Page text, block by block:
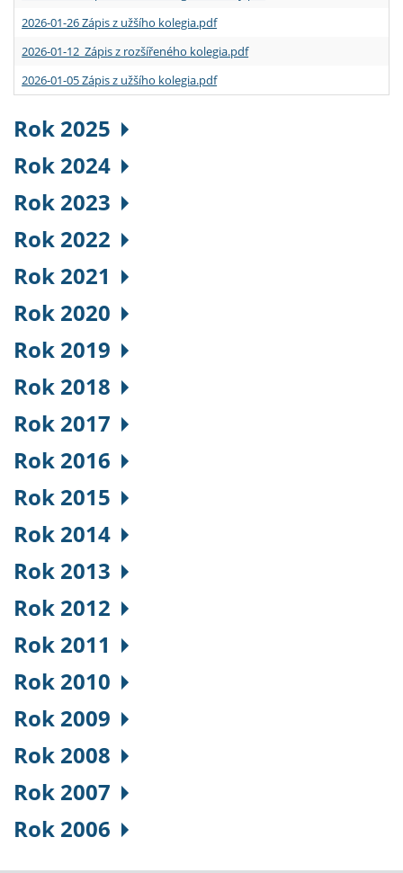
2026-01-26 Zápis z užšího kolegia.pdf
2026-01-12 Zápis z rozšířeného kolegia.pdf
2026-01-05 Zápis z užšího kolegia.pdf
Rok 2025
Rok 2024
Rok 2023
Rok 2022
Rok 2021
Rok 2020
Rok 2019
Rok 2018
Rok 2017
Rok 2016
Rok 2015
Rok 2014
Rok 2013
Rok 2012
Rok 2011
Rok 2010
Rok 2009
Rok 2008
Rok 2007
Rok 2006